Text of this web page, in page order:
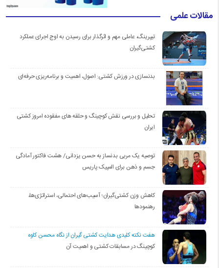
مقالات علمی
تیپرینگ، عاملی مهم و اثرگذار برای رسیدن به اوج اجرای عملکرد
کشتی‌گیران
بدنسازی در ورزش کشتی: اصول، اهمیت و برنامه‌ریزی حرفه‌ای
تحلیل و بررسی نقش کوچینگ و حلقه های مفقوده امروز کشتی
ایران
توصیه یک مربی بدنساز به حسن یزدانی/ هشت فاکتور آمادگی
جسم و ذهن برای المپیک پاریس
کاهش وزن کشتی‌گیران؛ آسیب‌های احتمالی، استراتژی‌ها،
رهنمودها
هفت نکته کلیدی هدایت کشتی گیران از نگاه محسن کاوه
کوچینگ در مسابقات کشتی و اهمیت آن